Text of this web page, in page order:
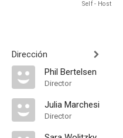
Self - Host
Dirección
Phil Bertelsen
Director
Julia Marchesi
Director